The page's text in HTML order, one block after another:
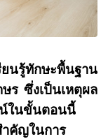
ยนรู้ทักษะพื้นฐาน
ร ซึ่งเป็นเหตุผล
น์ในขั้นตอนนี้
ำคัญในการ